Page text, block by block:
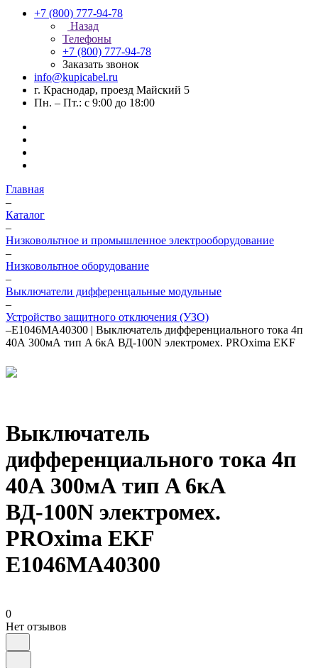
+7 (800) 777-94-78
Назад
Телефоны
+7 (800) 777-94-78
Заказать звонок
info@kupicabel.ru
г. Краснодар, проезд Майский 5
Пн. – Пт.: с 9:00 до 18:00
Главная
–
Каталог
–
Низковольтное и промышленное электрооборудование
–
Низковольтное оборудование
–
Выключатели дифференцальные модульные
–
Устройство защитного отключения (УЗО)
–E1046MA40300 | Выключатель дифференциального тока 4п
40А 300мА тип A 6кА ВД-100N электромех. PROxima EKF
Выключатель
дифференциального тока 4п
40А 300мА тип A 6кА
ВД-100N электромех.
PROxima EKF
E1046MA40300
0
Нет отзывов